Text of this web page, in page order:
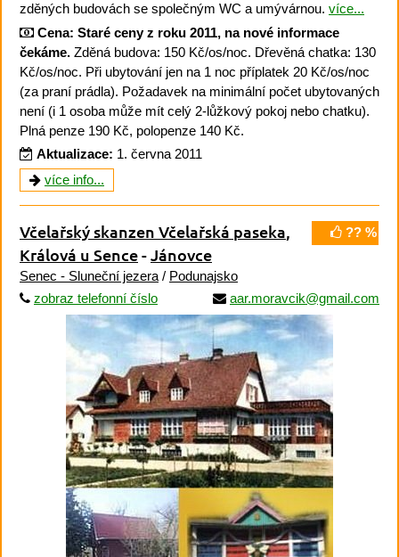
zděných budovách se společným WC a umývárnou. více...
Cena: Staré ceny z roku 2011, na nové informace
čekáme. Zděná budova: 150 Kč/os/noc. Dřevěná chatka: 130
Kč/os/noc. Při ubytování jen na 1 noc příplatek 20 Kč/os/noc
(za praní prádla). Požadavek na minimální počet ubytovaných
není (i 1 osoba může mít celý 2-lůžkový pokoj nebo chatku).
Plná penze 190 Kč, polopenze 140 Kč.
Aktualizace: 1. června 2011
více info...
?? %
Včelařský skanzen Včelařská paseka
Králová u Sence-Jánovce
Senec - Sluneční jezera / Podunajsko
zobraz telefonní číslo
aar.moravcik@gmail.com